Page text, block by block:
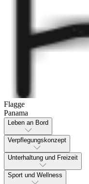
Flagge
Panama
Leben an Bord
Verpflegungskonzept
Unterhaltung und Freizeit
Sport und Wellness